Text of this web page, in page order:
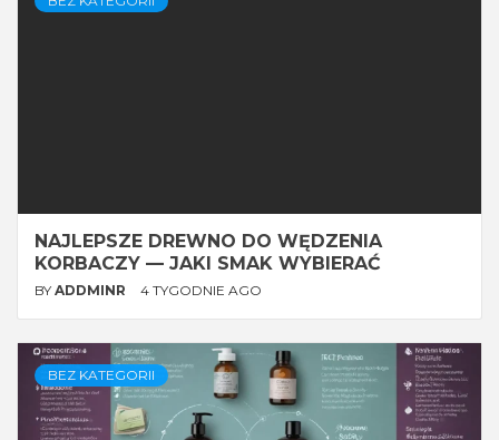
NAJLEPSZE DREWNO DO WĘDZENIA
KORBACZY — JAKI SMAK WYBIERAĆ
BY ADDMINR 4 TYGODNIE AGO
BEZ KATEGORII